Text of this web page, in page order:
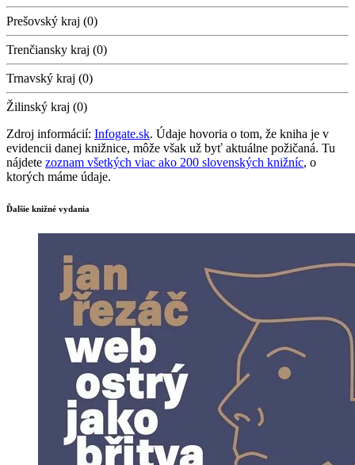
Prešovský kraj (0)
Trenčiansky kraj (0)
Trnavský kraj (0)
Žilinský kraj (0)
Zdroj informácií: Infogate.sk. Údaje hovoria o tom, že kniha je v
evidencii danej knižnice, môže však už byť aktuálne požičaná. Tu
nájdete zoznam všetkých viac ako 200 slovenských knižníc, o
ktorých máme údaje.
Ďalšie knižné vydania